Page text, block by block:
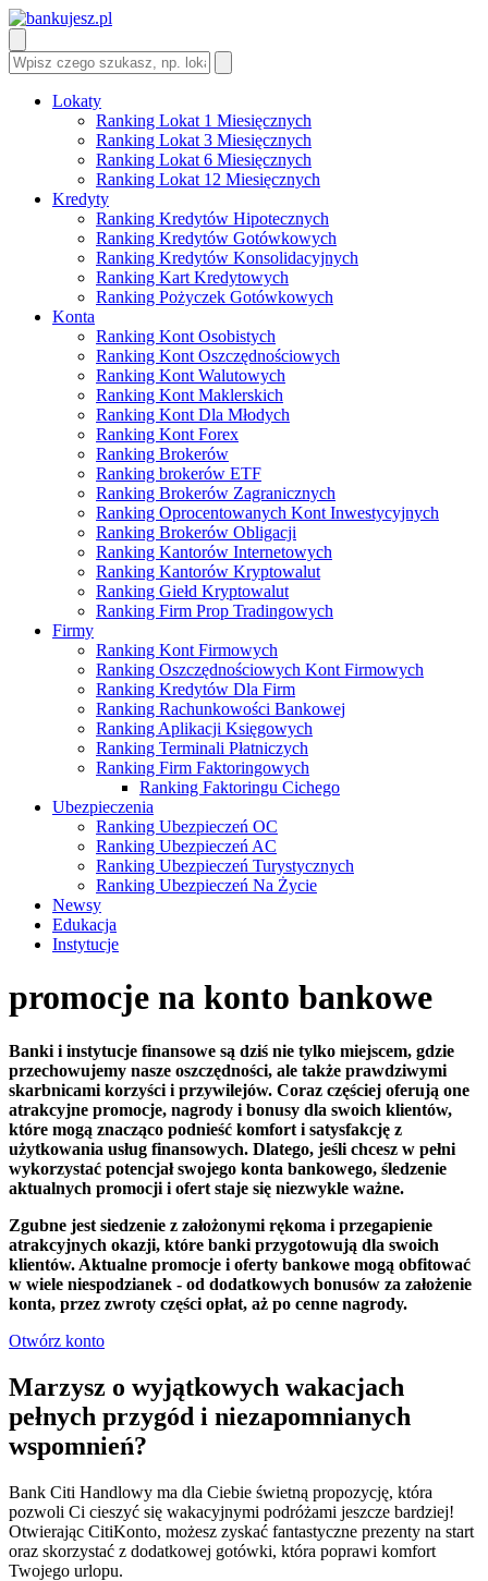
Lokaty
Ranking Lokat 1 Miesięcznych
Ranking Lokat 3 Miesięcznych
Ranking Lokat 6 Miesięcznych
Ranking Lokat 12 Miesięcznych
Kredyty
Ranking Kredytów Hipotecznych
Ranking Kredytów Gotówkowych
Ranking Kredytów Konsolidacyjnych
Ranking Kart Kredytowych
Ranking Pożyczek Gotówkowych
Konta
Ranking Kont Osobistych
Ranking Kont Oszczędnościowych
Ranking Kont Walutowych
Ranking Kont Maklerskich
Ranking Kont Dla Młodych
Ranking Kont Forex
Ranking Brokerów
Ranking brokerów ETF
Ranking Brokerów Zagranicznych
Ranking Oprocentowanych Kont Inwestycyjnych
Ranking Brokerów Obligacji
Ranking Kantorów Internetowych
Ranking Kantorów Kryptowalut
Ranking Giełd Kryptowalut
Ranking Firm Prop Tradingowych
Firmy
Ranking Kont Firmowych
Ranking Oszczędnościowych Kont Firmowych
Ranking Kredytów Dla Firm
Ranking Rachunkowości Bankowej
Ranking Aplikacji Księgowych
Ranking Terminali Płatniczych
Ranking Firm Faktoringowych
Ranking Faktoringu Cichego
Ubezpieczenia
Ranking Ubezpieczeń OC
Ranking Ubezpieczeń AC
Ranking Ubezpieczeń Turystycznych
Ranking Ubezpieczeń Na Życie
Newsy
Edukacja
Instytucje
promocje na konto bankowe
Banki i instytucje finansowe są dziś nie tylko miejscem, gdzie
przechowujemy nasze oszczędności, ale także prawdziwymi
skarbnicami korzyści i przywilejów. Coraz częściej oferują one
atrakcyjne promocje, nagrody i bonusy dla swoich klientów,
które mogą znacząco podnieść komfort i satysfakcję z
użytkowania usług finansowych. Dlatego, jeśli chcesz w pełni
wykorzystać potencjał swojego konta bankowego, śledzenie
aktualnych promocji i ofert staje się niezwykle ważne.
Zgubne jest siedzenie z założonymi rękoma i przegapienie
atrakcyjnych okazji, które banki przygotowują dla swoich
klientów. Aktualne promocje i oferty bankowe mogą obfitować
w wiele niespodzianek - od dodatkowych bonusów za założenie
konta, przez zwroty części opłat, aż po cenne nagrody.
Otwórz konto
Marzysz o wyjątkowych wakacjach
pełnych przygód i niezapomnianych
wspomnień?
Bank Citi Handlowy ma dla Ciebie świetną propozycję, która
pozwoli Ci cieszyć się wakacyjnymi podróżami jeszcze bardziej!
Otwierając CitiKonto, możesz zyskać fantastyczne prezenty na start
oraz skorzystać z dodatkowej gotówki, która poprawi komfort
Twojego urlopu.